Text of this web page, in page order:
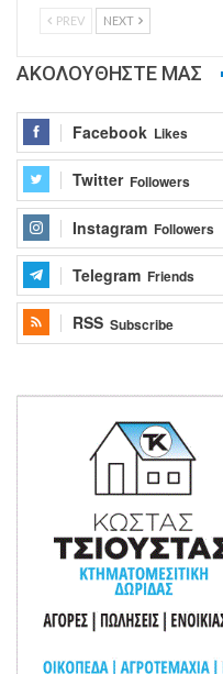
PREV NEXT
ΑΚΟΛΟΥΘΗΣΤΕ ΜΑΣ
Facebook Likes
Twitter Followers
Instagram Followers
Telegram Friends
RSS Subscribe